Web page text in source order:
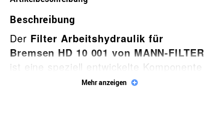
Beschreibung
Der Filter Arbeitshydraulik für
Bremsen HD 10 001 von MANN-FILTER
ist eine speziell entwickelte Komponente
für die Filtration von
Mehr anzeigen